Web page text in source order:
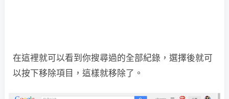
在這裡就可以看到你搜尋過的全部紀錄，選擇後就可
以按下移除項目，這樣就移除了。